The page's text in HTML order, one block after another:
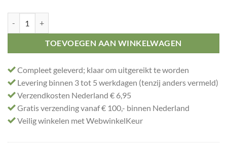
TOEVOEGEN AAN WINKELWAGEN
Compleet geleverd; klaar om uitgereikt te worden
Levering binnen 3 tot 5 werkdagen (tenzij anders vermeld)
Verzendkosten Nederland € 6,95
Gratis verzending vanaf € 100,- binnen Nederland
Veilig winkelen met WebwinkelKeur